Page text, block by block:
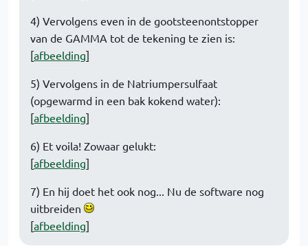
4) Vervolgens even in de gootsteenontstopper
van de GAMMA tot de tekening te zien is:
[afbeelding]
5) Vervolgens in de Natriumpersulfaat
(opgewarmd in een bak kokend water):
[afbeelding]
6) Et voila! Zowaar gelukt:
[afbeelding]
7) En hij doet het ook nog... Nu de software nog
uitbreiden
[afbeelding]